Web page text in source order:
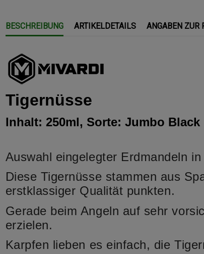
BESCHREIBUNG ARTIKELDETAILS ANGABEN ZUR
Tigernüsse
Inhalt: 250ml, Sorte: Jumbo Black
Auswahl eingelegter Erdmandeln
Diese Tigernüsse stammen aus
erstklassiger Qualität punkten.
Gerade beim Angeln auf sehr
erzielen.
Karpfen lieben es einfach, die